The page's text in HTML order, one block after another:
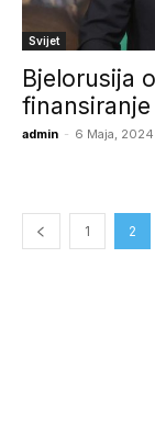
Svijet
Bjelorusija
admin - 6 Maja, 2024
1 2